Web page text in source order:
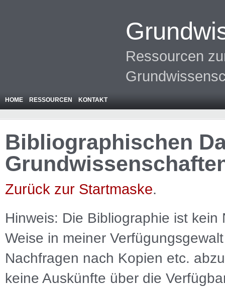
Ressourcen
HOME RESSOURCEN KONTAKT
Bibliographischen
Zurück zur Startmaske.
Hinweis: Die Bibliographie ist kein
Weise in meiner
Nachfragen nach Kopien etc.
keine Auskünfte über die